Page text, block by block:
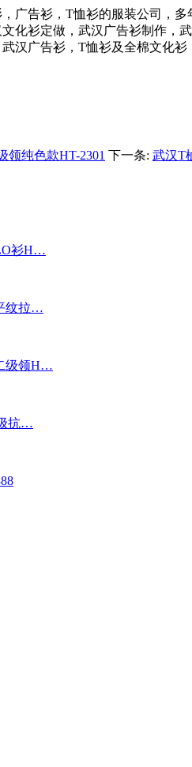
广告衫，T恤衫的服装公司，
化衫定做，武汉广告衫制作，
汉广告衫，T恤衫及全棉文化衫
领纯色款HT-2301 下一条: 武汉T
衫H…
纹拉…
级领H…
抗…